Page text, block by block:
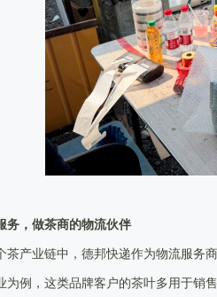
务，做茶商的物流伙伴
茶产业链中，德邦快递作为物流服务
为例，这类品牌客户的茶叶多用于销